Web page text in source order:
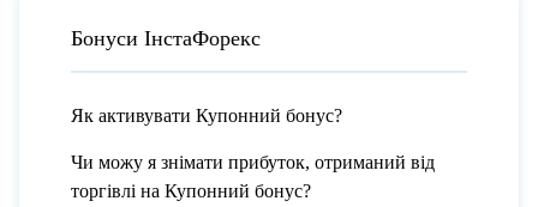
Бонуси ІнстаФорекс
Як активувати Купонний бонус?
Чи можу я знімати прибуток, отриманий від
торгівлі на Купонний бонус?